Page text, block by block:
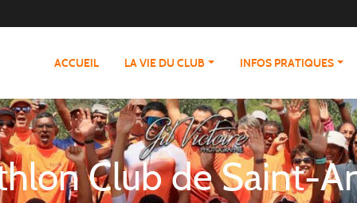
ACCUEIL LA VIE DU CLUB INFOS PRATIQUES
Club de Saint-